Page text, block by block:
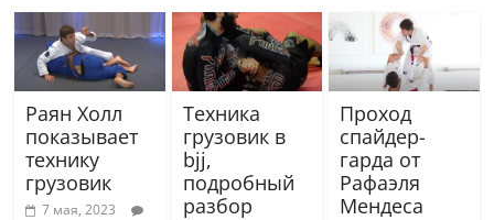
Раян Холл
показывает
технику
грузовик
7 мая, 2023
Техника
грузовик в
bjj,
подробный
разбор
Проход
спайдер-
гарда от
Рафаэля
Мендеса